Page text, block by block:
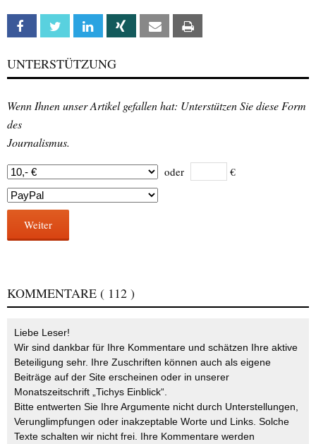
Facebook Twitter Linkedin Xing Email
UNTERSTÜTZUNG
Wenn Ihnen unser Artikel gefallen hat: Unterstützen Sie diese Form
des
Journalismus.
oder €
Weiter
KOMMENTARE ( 112 )
Liebe Leser!
Wir sind dankbar für Ihre Kommentare und schätzen Ihre aktive
Beteiligung sehr. Ihre Zuschriften können auch als eigene
Beiträge auf der Site erscheinen oder in unserer
Monatszeitschrift „Tichys Einblick“.
Bitte entwerten Sie Ihre Argumente nicht durch Unterstellungen,
Verunglimpfungen oder inakzeptable Worte und Links. Solche
Texte schalten wir nicht frei. Ihre Kommentare werden